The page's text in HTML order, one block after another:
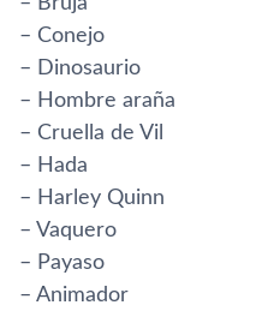
– Conejo
– Dinosaurio
– Hombre araña
– Cruella de Vil
– Hada
– Harley Quinn
– Vaquero
– Payaso
– Animador